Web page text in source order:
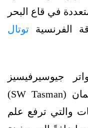
في قاع البحر
الفرنسية توتال
جيوسيرفيسيز
هولدنغ سفينتها إس دبليو تاسمان (SW Tasman)
والتي ترفع علم